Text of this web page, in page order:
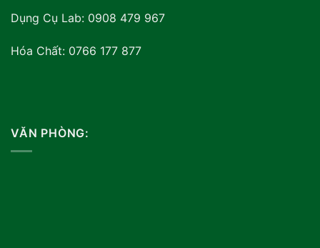
Dụng Cụ Lab: 0908 479 967
Hóa Chất: 0766 177 877
VĂN PHÒNG: